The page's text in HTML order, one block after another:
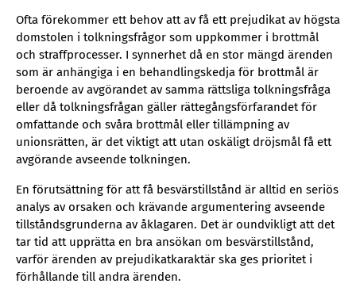
Ofta förekommer ett behov att av få ett prejudikat av högsta
domstolen i tolkningsfrågor som uppkommer i brottmål
och straffprocesser. I synnerhet då en stor mängd ärenden
som är anhängiga i en behandlingskedja för brottmål är
beroende av avgörandet av samma rättsliga tolkningsfråga
eller då tolkningsfrågan gäller rättegångsförfarandet för
omfattande och svåra brottmål eller tillämpning av
unionsrätten, är det viktigt att utan oskäligt dröjsmål få ett
avgörande avseende tolkningen.
En förutsättning för att få besvärstillstånd är alltid en seriös
analys av orsaken och krävande argumentering avseende
tillståndsgrunderna av åklagaren. Det är oundvikligt att det
tar tid att upprätta en bra ansökan om besvärstillstånd,
varför ärenden av prejudikatkaraktär ska ges prioritet i
förhållande till andra ärenden.